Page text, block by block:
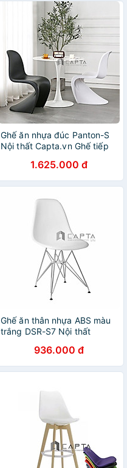
Ghế ăn nhựa đúc Panton-S
Nội thất Capta.vn Ghế tiếp
đen không tay
1.625.000 đ
Ghế ăn thân nhựa ABS màu
trắng DSR-S7 Nội thất
thân nhựa chân thép mạ
chrome
936.000 đ